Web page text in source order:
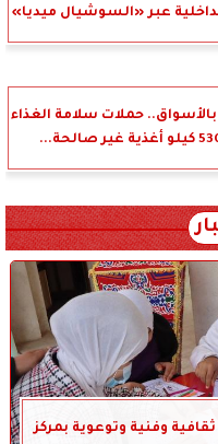
عبر «السوشيال ميديا»
حملات سلامة الغذاء
وفنية وتوعوية بمركز